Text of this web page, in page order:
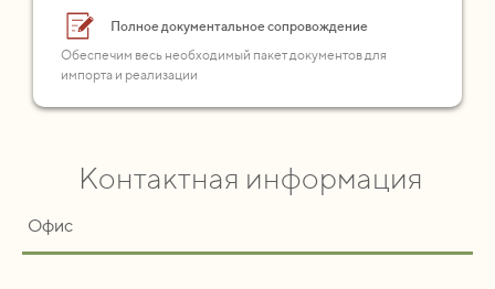
Полное документальное сопровождение
Обеспечим весь необходимый пакет документов для
импорта и реализации
Контактная информация
Офис